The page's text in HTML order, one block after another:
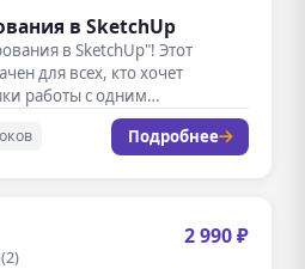
в SketchUp
в SketchUp"! Этот
для всех, кто хочет
работы с одним…
Подробнее
(2)
2 990 ₽